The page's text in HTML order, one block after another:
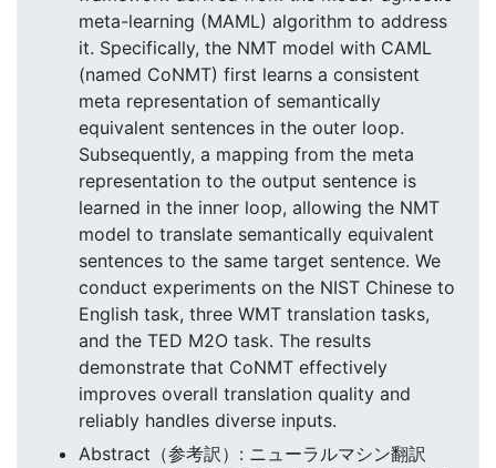
meta-learning (MAML) algorithm to address
it. Specifically, the NMT model with CAML
(named CoNMT) first learns a consistent
meta representation of semantically
equivalent sentences in the outer loop.
Subsequently, a mapping from the meta
representation to the output sentence is
learned in the inner loop, allowing the NMT
model to translate semantically equivalent
sentences to the same target sentence. We
conduct experiments on the NIST Chinese to
English task, three WMT translation tasks,
and the TED M2O task. The results
demonstrate that CoNMT effectively
improves overall translation quality and
reliably handles diverse inputs.
Abstract（参考訳）: ニューラルマシン翻訳